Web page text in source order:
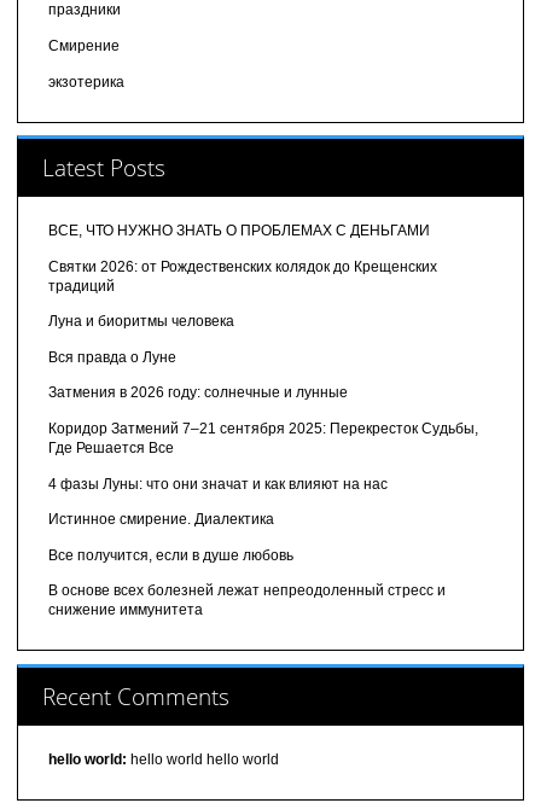
праздники
Смирение
экзотерика
Latest Posts
ВСЕ, ЧТО НУЖНО ЗНАТЬ О ПРОБЛЕМАХ С ДЕНЬГАМИ
Святки 2026: от Рождественских колядок до Крещенских
традиций
Луна и биоритмы человека
Вся правда о Луне
Затмения в 2026 году: солнечные и лунные
Коридор Затмений 7–21 сентября 2025: Перекресток Судьбы,
Где Решается Все
4 фазы Луны: что они значат и как влияют на нас
Истинное смирение. Диалектика
Все получится, если в душе любовь
В основе всех болезней лежат непреодоленный стресс и
снижение иммунитета
Recent Comments
hello world: hello world hello world